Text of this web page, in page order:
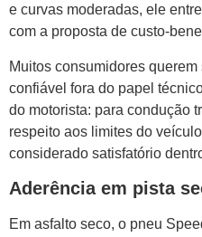
e curvas moderadas, ele
com a proposta de custo-
Muitos consumidores
confiável fora do papel
do motorista: para condução
respeito aos limites do
considerado satisfatório
Aderência em pista
Em asfalto seco, o pneu